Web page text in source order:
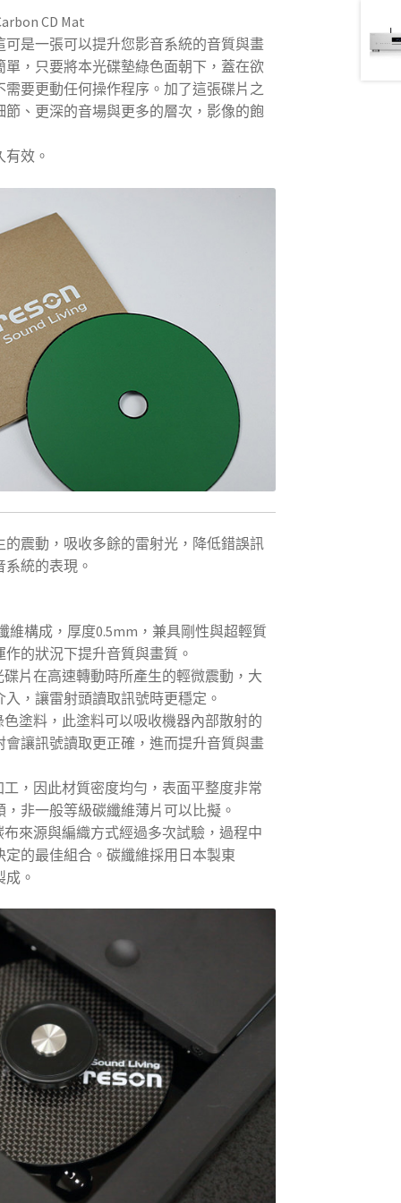
CD Mat
是一張可以提升您影音系統的音質與畫
，只要將本光碟墊綠色面朝下，蓋在欲
要更動任何操作程序。加了這張碟片之
、更深的音場與更多的層次，影像的飽
效。
震動，吸收多餘的雷射光，降低錯誤訊
統的表現。
維構成，厚度0.5mm，兼具剛性與超輕質
的狀況下提升音質與畫質。
片在高速轉動時所產生的輕微震動，大
，讓雷射頭讀取訊號時更穩定。
塗料，此塗料可以吸收機器內部散射的
讓訊號讀取更正確，進而提升音質與畫
，因此材質密度均勻，表面平整度非常
非一般等級碳纖維薄片可以比擬。
來源與編織方式經過多次試驗，過程中
的最佳組合。碳纖維採用日本製東
。